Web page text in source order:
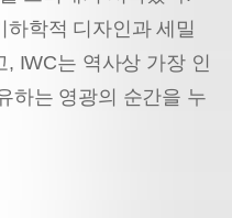
학적 디자인과 세밀
IWC는 역사상 가장 인
하는 영광의 순간을 누